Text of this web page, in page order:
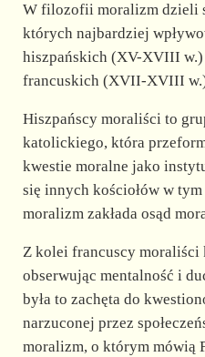
W filozofii moralizm dzieli
których najbardziej
hiszpańskich (XV-XVIII
francuskich (XVII-XVIII
Hiszpańscy moraliści to
katolickiego, która
kwestie moralne jako
się innych kościołów w
moralizm zakłada osąd
Z kolei francuscy
obserwując mentalność i
była to zachęta do
narzuconej przez
moralizm, o którym mówią